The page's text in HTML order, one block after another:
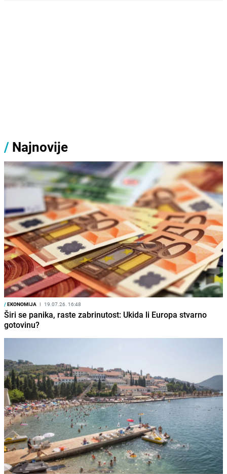
/ Najnovije
/EKONOMIJA I 19.07.26. 16:48
Širi se panika, raste zabrinutost: Ukida li Europa stvarno
gotovinu?